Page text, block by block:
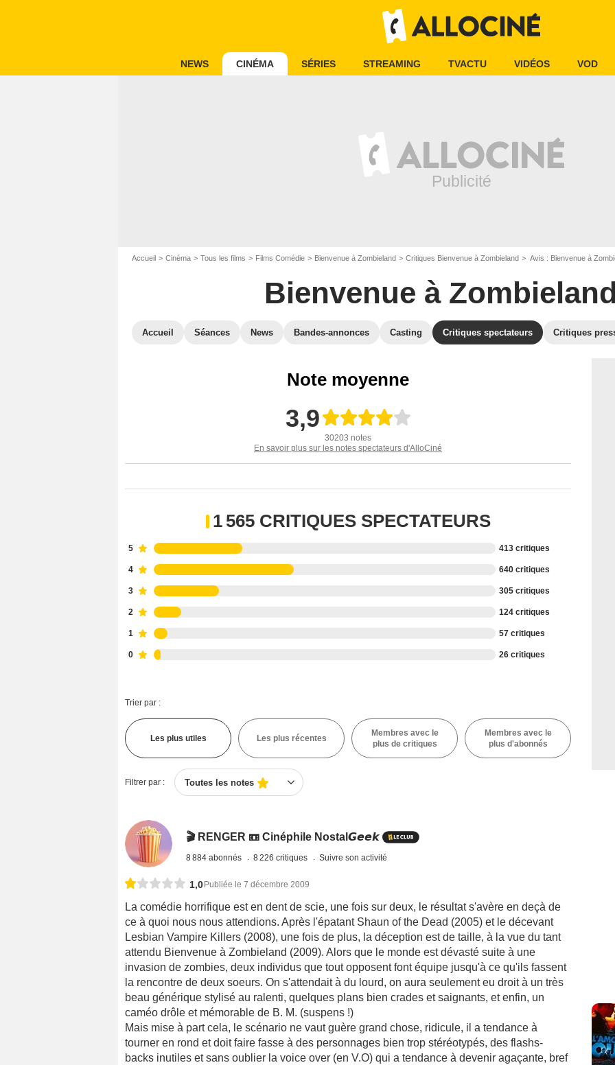
NEWS CINÉMA SÉRIES STREAMING TVACTU VIDÉOS VOD
Accueil Cinéma Tous les films Films Comédie Bienvenue à Zombieland Critiques Bienvenue à Zombieland Avis : Bienvenue à
Bienvenue à Zombieland
Accueil Séances News Bandes-annonces Casting Critiques spectateurs Critiques
Note moyenne
3,9
30203 notes
En savoir plus sur les notes spectateurs d'AlloCiné
1 565 CRITIQUES SPECTATEURS
5 413 critiques
4 640 critiques
3 305 critiques
2 124 critiques
1 57 critiques
0 26 critiques
Trier par :
Les plus utiles Les plus récentes
Membres avec le
plus de critiques
Membres avec le
plus d'abonnés
Filtrer par : Toutes les notes
🎬 RENGER 📼 Cinéphile Nostal𝙂𝙚𝙚𝙠
8 884 abonnés 8 226 critiques Suivre son activité
1,0 Publiée le 7 décembre 2009
La comédie horrifique est en dent de scie, une fois sur deux, le résultat s'avère en deçà de
ce à quoi nous nous attendions. Après l'épatant Shaun of the Dead (2005) et le décevant
Lesbian Vampire Killers (2008), une fois de plus, la déception est de taille, à la vue du tant
attendu Bienvenue à Zombieland (2009). Alors que le monde est dévasté suite à une
invasion de zombies, deux individus que tout opposent font équipe jusqu'à ce qu'ils fassent
la rencontre de deux soeurs. On s'attendait à du lourd, on aura seulement eu droit à un très
beau générique stylisé au ralenti, quelques plans bien crades et saignants, et enfin, un
caméo drôle et mémorable de B. M. (suspens !)
Mais mise à part cela, le scénario ne vaut guère grand chose, ridicule, il a tendance à
tourner en rond et doit faire fasse à des personnages bien trop stéréotypés, des flashs-
backs inutiles et sans oublier la voice over (en V.O) qui a tendance à devenir agaçante, bref